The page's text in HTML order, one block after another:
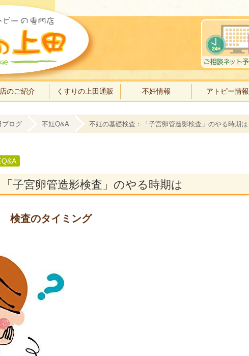
のご紹介 くすりの上田通販 不妊情報 アトピー情報
ブログ 不妊Q&A 不妊の基礎検査：「子宮卵管造影検査」のやる時期は
子宮卵管造影検査」のやる時期は
検査のタイミング